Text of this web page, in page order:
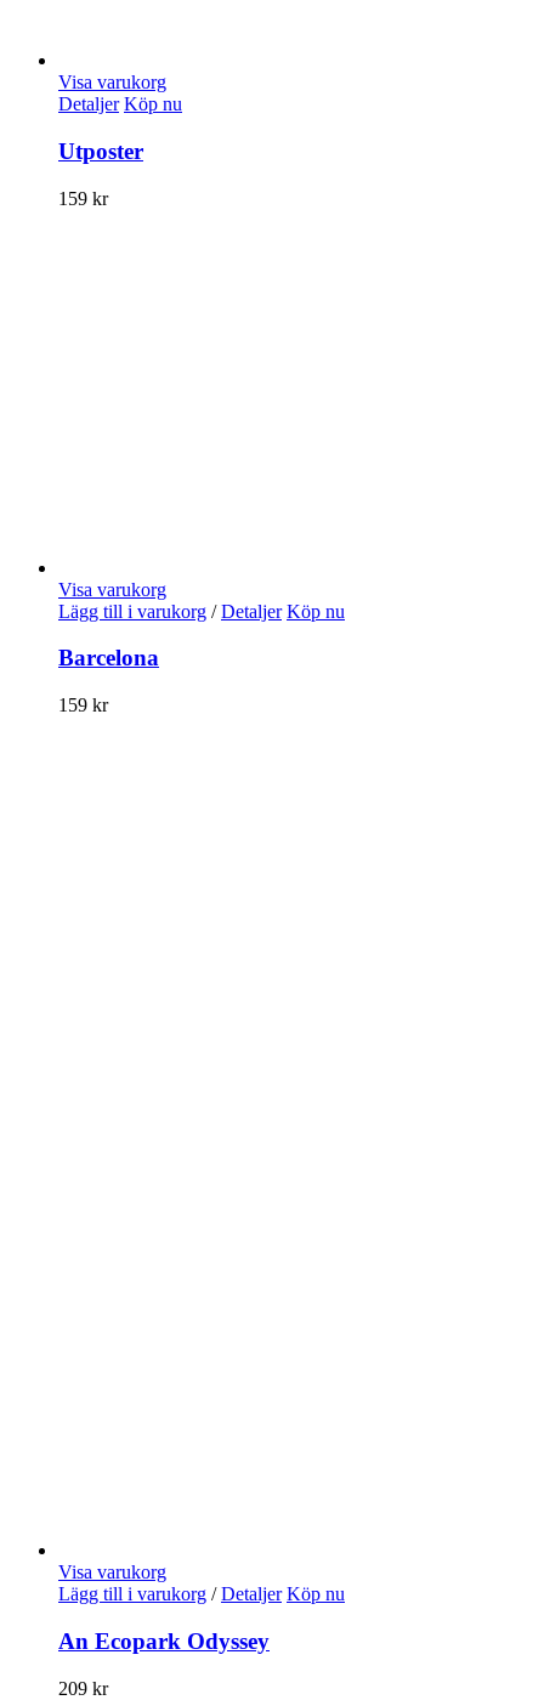
Visa varukorg
Detaljer Köp nu
Utposter
159 kr
Visa varukorg
Lägg till i varukorg / Detaljer Köp nu
Barcelona
159 kr
Visa varukorg
Lägg till i varukorg / Detaljer Köp nu
An Ecopark Odyssey
209 kr